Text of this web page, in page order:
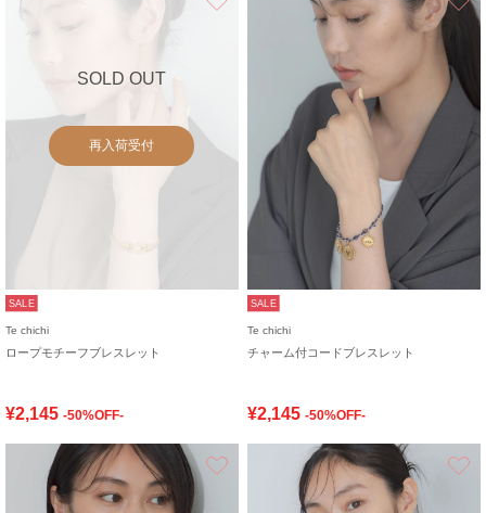
SOLD OUT
再入荷受付
SALE
Te chichi
ロープモチーフブレスレット
¥2,145 -50%OFF-
SALE
Te chichi
チャーム付コードブレスレット
¥2,145 -50%OFF-